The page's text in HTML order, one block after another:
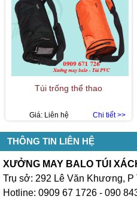
Túi trống thể thao
Chi tiết >>
Giá: Liên hệ
THÔNG TIN LIÊN HỆ
XƯỞNG MAY BALO TÚI
Trụ sở: 292 Lê Văn Khương, P
Hotline: 0909 67 1726 - 090